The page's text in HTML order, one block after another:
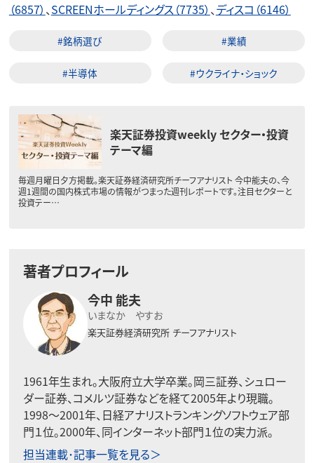
（6857） 、SCREENホールディングス（7735） 、ディスコ（6146）
#銘柄選び #業績
#半導体 #ウクライナ・ショック
楽天証券投資weekly セクター・投資
テーマ編
毎週月曜日夕方掲載。楽天証券経済研究所チーフアナリスト 今中能夫の、今
週1週間の国内株式市場の情報がつまった週刊レポートです。注目セクターと
投資テー…
著者プロフィール
今中 能夫
いまなか やすお
楽天証券経済研究所 チーフアナリスト
1961年生まれ。大阪府立大学卒業。岡三証券、シュロー
ダー証券、コメルツ証券などを経て2005年より現職。
1998〜2001年、日経アナリストランキングソフトウェア部
門１位。2000年、同インターネット部門１位の実力派。
担当連載･記事一覧を見る＞